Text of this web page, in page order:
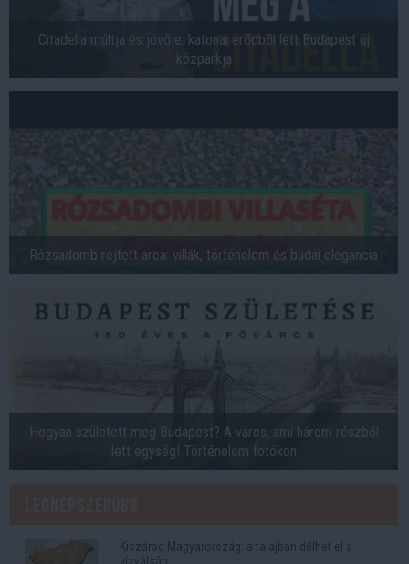
Citadella múltja és jövője: katonai erődből lett Budapest új
közparkja
Rózsadomb rejtett arca: villák, történelem és budai elegancia
Hogyan született meg Budapest? A város, ami három részből
lett egység! Történelem fotókon
Kiszárad Magyarország: a talajban dőlhet el a